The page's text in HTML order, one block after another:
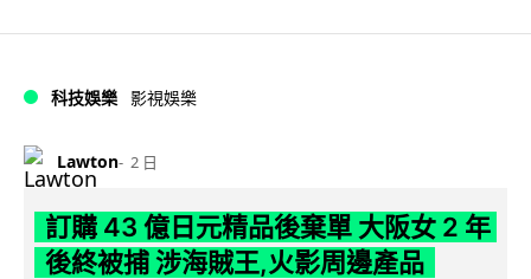
科技娛樂 影視娛樂
Lawton 2 日
訂購 43 億日元精品後棄單 大阪女 2 年
後終被捕 涉海賊王,火影周邊產品